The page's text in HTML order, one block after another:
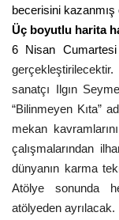
becerisini kazanmış
Üç boyutlu harita
6 Nisan
gerçekleştirilecektir.
sanatçı Ilgın
“Bilinmeyen Kıta”
mekan
çalışmalarından
dünyanın karma
Atölye sonunda
atölyeden ayrılacak.